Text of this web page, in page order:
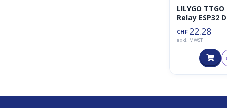
LILYGO TTGO
Relay ESP32
5V 4 Groups
Relay
CHF 22.28
exkl. MWST